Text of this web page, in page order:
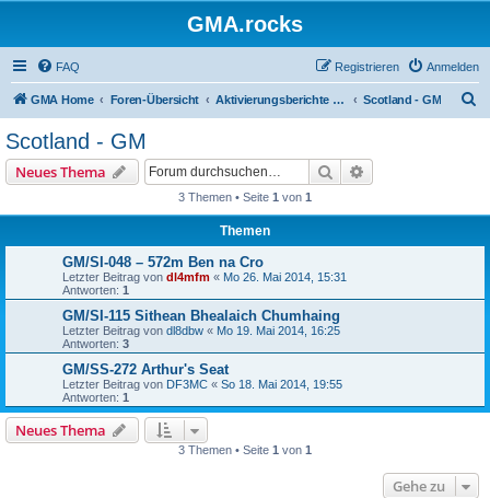
GMA.rocks
FAQ Anmelden
Registrieren
GMA Home Foren-Übersicht Aktivierungsberichte / Activity Reports Scotland - GM
Scotland - GM
Neues Thema Suche
3 Themen • Seite 1 von 1
Themen
GM/SI-048 – 572m Ben na Cro
Letzter Beitrag von dl4mfm « Mo 26. Mai 2014, 15:31
Antworten: 1
GM/SI-115 Sithean Bhealaich Chumhaing
Letzter Beitrag von dl8dbw « Mo 19. Mai 2014, 16:25
Antworten: 3
GM/SS-272 Arthur's Seat
Letzter Beitrag von DF3MC « So 18. Mai 2014, 19:55
Antworten: 1
Neues Thema
3 Themen • Seite 1 von 1
Gehe zu